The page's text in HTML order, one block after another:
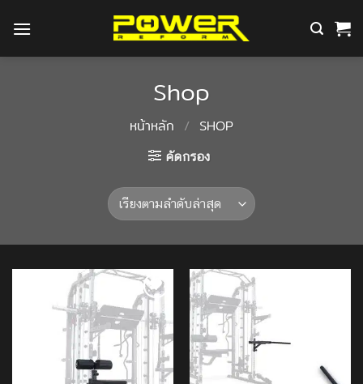
Shop
หน้าหลัก / SHOP
คัดกรอง
Add to
Wishlist